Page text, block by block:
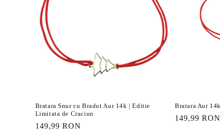
Bratara Snur cu Bradut Aur 14k | Editie
Limitata de Craciun
Preț
149,99 RON
Bratara Aur
Preț
149,99 RON